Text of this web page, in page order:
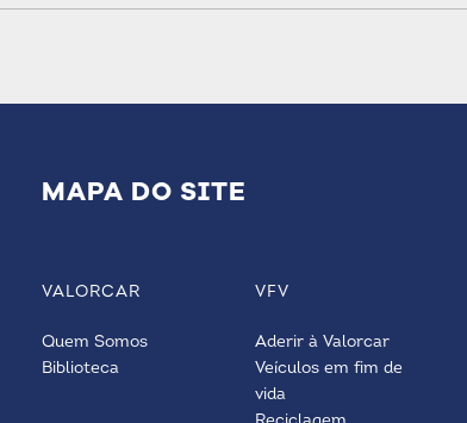
MAPA DO SITE
VALORCAR
Quem Somos
Biblioteca
VFV
Aderir à Valorcar
Veículos em fim de
vida